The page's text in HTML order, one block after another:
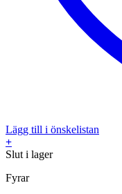
Lägg till i önskelistan
+
Slut i lager
Fyrar